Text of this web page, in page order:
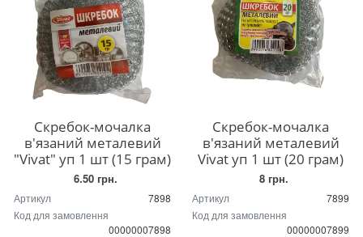
Скребок-мочалка
в'язаний металевий
"Vivat" уп 1 шт (15 грам)
6.50 грн.
Артикул
7898
Код для замовлення
00000007898
Скребок-мочалка
в'язаний металевий
Vivat уп 1 шт (20 грам)
8 грн.
Артикул
7899
Код для замовлення
00000007899